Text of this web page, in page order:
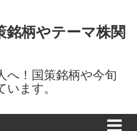
銘柄やテーマ株関
へ！国策銘柄や今旬
ます。